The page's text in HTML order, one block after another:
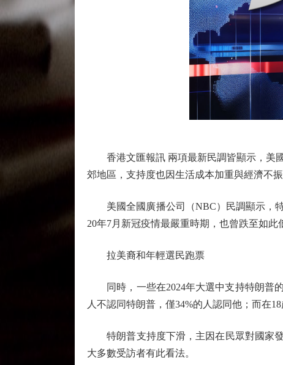
香港文匯報訊 兩項最新民調皆顯示，美國
郊地區，支持度也因生活成本加重與經濟不
美國全國廣播公司（NBC）民調顯示，特
20年7月新冠疫情最嚴重時期，也曾跌至如此
拉美裔和年輕選民跑票
同時，一些在2024年大選中支持特朗普的
人不認同特朗普，僅34%的人認同他；而在
特朗普支持度下滑，主因在民眾對國家發
大多數受訪者有此看法。